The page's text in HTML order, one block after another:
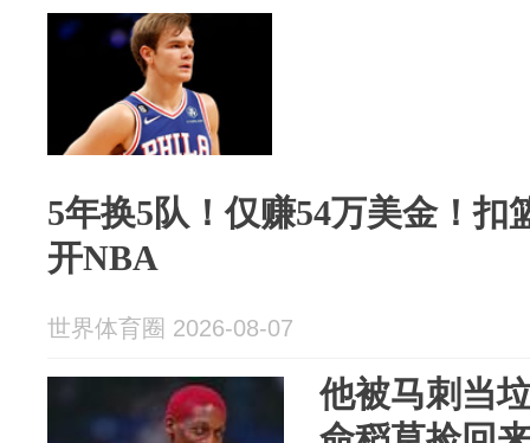
5年换5队！仅赚54万美金！扣
开NBA
世界体育圈 2026-08-07
他被马刺当